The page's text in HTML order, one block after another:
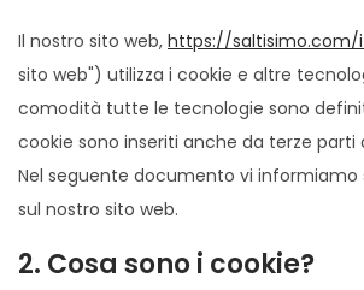
Il nostro sito web, https://
sito web") utilizza i cookie e altre
comodità tutte le tecnologie sono
cookie sono inseriti anche da terze parti
Nel seguente documento vi informiamo
sul nostro sito web.
2. Cosa sono i cookie?